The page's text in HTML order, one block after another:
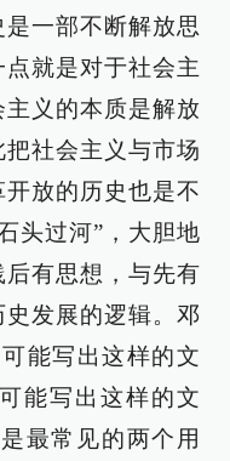
一部不断解放思
就是对于社会主
义的本质是解放
社会主义与市场
放的历史也是不
头过河”，大胆地
有思想，与先有
发展的逻辑。邓
能写出这样的文
能写出这样的文
最常见的两个用